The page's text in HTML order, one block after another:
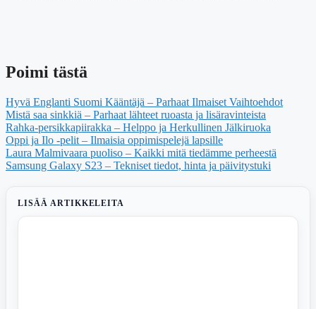
Poimi tästä
Hyvä Englanti Suomi Kääntäjä – Parhaat Ilmaiset Vaihtoehdot
Mistä saa sinkkiä – Parhaat lähteet ruoasta ja lisäravinteista
Rahka-persikkapiirakka – Helppo ja Herkullinen Jälkiruoka
Oppi ja Ilo -pelit – Ilmaisia oppimispelejä lapsille
Laura Malmivaara puoliso – Kaikki mitä tiedämme perheestä
Samsung Galaxy S23 – Tekniset tiedot, hinta ja päivitystuki
LISÄÄ ARTIKKELEITA